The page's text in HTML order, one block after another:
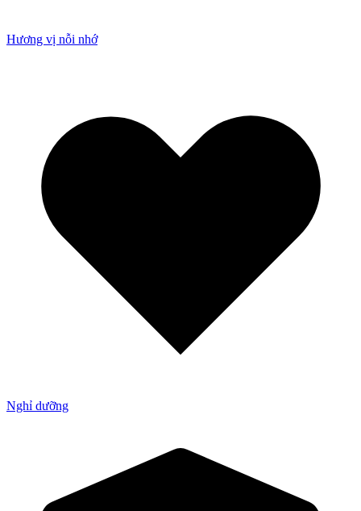
Hương vị nỗi nhớ
Nghỉ dưỡng